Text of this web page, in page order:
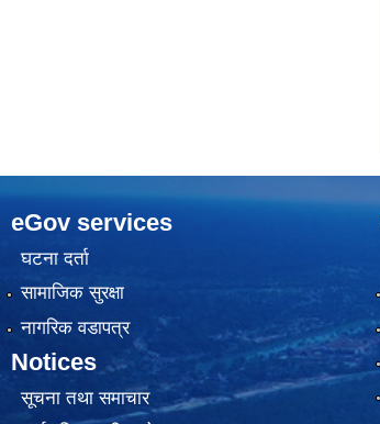
eGov services
घटना दर्ता
सामाजिक सुरक्षा
नागरिक वडापत्र
Notices
सूचना तथा समाचार